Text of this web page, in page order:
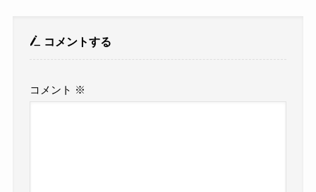
コメントする
コメント ※